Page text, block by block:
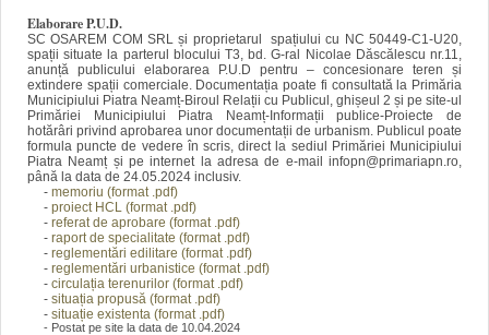
Elaborare P.U.D.
SC OSAREM COM SRL și proprietarul spațiului cu NC 50449-C1-U20,
spații situate la parterul blocului T3, bd. G-ral Nicolae Dăscălescu nr.11,
anunță publicului elaborarea P.U.D pentru – concesionare teren și
extindere spații comerciale. Documentația poate fi consultată la Primăria
Municipiului Piatra Neamț-Biroul Relații cu Publicul, ghișeul 2 și pe site-ul
Primăriei Municipiului Piatra Neamț-Informații publice-Proiecte de
hotărâri privind aprobarea unor documentații de urbanism. Publicul poate
formula puncte de vedere în scris, direct la sediul Primăriei Municipiului
Piatra Neamț și pe internet la adresa de e-mail infopn@primariapn.ro,
până la data de 24.05.2024 inclusiv.
- memoriu (format .pdf)
- proiect HCL (format .pdf)
- referat de aprobare (format .pdf)
- raport de specialitate (format .pdf)
- reglementări edilitare (format .pdf)
- reglementări urbanistice (format .pdf)
- circulația terenurilor (format .pdf)
- situația propusă (format .pdf)
- situație existenta (format .pdf)
- Postat pe site la data de 10.04.2024